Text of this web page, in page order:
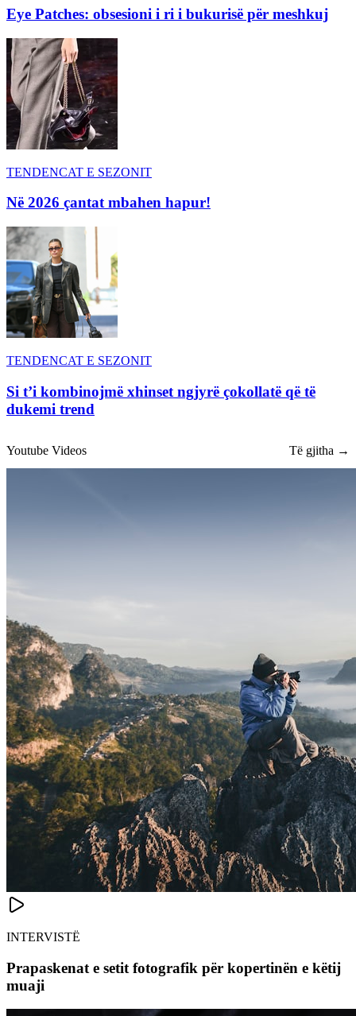
Eye Patches: obsesioni i ri i bukurisë për meshkuj
TENDENCAT E SEZONIT
Në 2026 çantat mbahen hapur!
TENDENCAT E SEZONIT
Si t’i kombinojmë xhinset ngjyrë çokollatë që të
dukemi trend
Youtube Videos Të gjitha →
INTERVISTË
Prapaskenat e setit fotografik për kopertinën e këtij
muaji